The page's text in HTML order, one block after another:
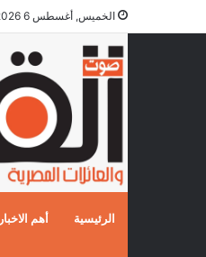
الخميس, أغسطس 6 2026
الرئيسية أهم الاخبار